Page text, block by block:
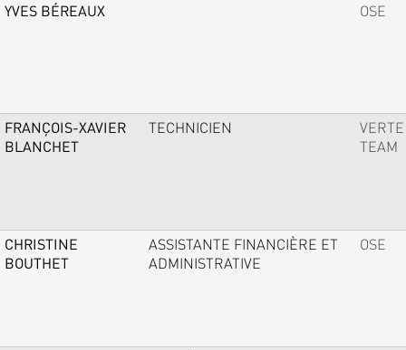
YVES BÉREAUX OSE
FRANÇOIS-XAVIER
BLANCHET
TECHNICIEN
VERTE
TEAM
CHRISTINE
BOUTHET
ASSISTANTE FINANCIÈRE ET
ADMINISTRATIVE
OSE